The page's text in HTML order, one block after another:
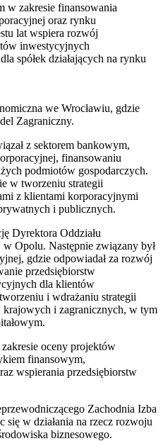
w zakresie finansowania
oraz rynku
lat wspiera rozwój
inwestycyjnych
spółek działających na rynku
we Wrocławiu, gdzie
Zagraniczny.
z sektorem bankowym,
finansowaniu
podmiotów gospodarczych.
w tworzeniu strategii
z klientami korporacyjnymi
i publicznych.
Dyrektora Oddziału
Opolu. Następnie związany był
gdzie odpowiadał za rozwój
przedsiębiorstw
dla klientów
i wdrażaniu strategii
krajowych i zagranicznych, w tym
oceny projektów
finansowym,
wspierania przedsiębiorstw
Zachodnia Izba
się w działania na rzecz rozwoju
biznesowego.